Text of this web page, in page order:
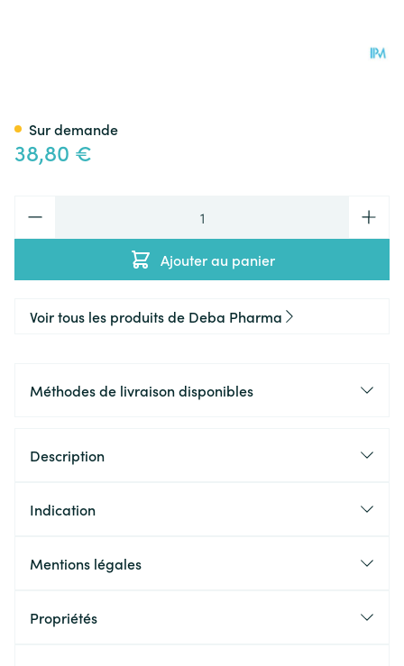
38,80 €
Ajouter au panier
Sur demande
Voir tous les produits de Deba Pharma
Méthodes de livraison disponibles
Description
Indication
Mentions légales
Propriétés